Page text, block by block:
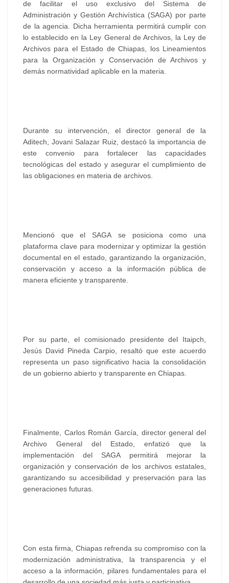
de facilitar el uso exclusivo del Sistema de
Administración y Gestión Archivística (SAGA) por parte
de la agencia. Dicha herramienta permitirá cumplir con
lo establecido en la Ley General de Archivos, la Ley de
Archivos para el Estado de Chiapas, los Lineamientos
para la Organización y Conservación de Archivos y
demás normatividad aplicable en la materia.
Durante su intervención, el director general de la
Aditech, Jovani Salazar Ruiz, destacó la importancia de
este convenio para fortalecer las capacidades
tecnológicas del estado y asegurar el cumplimiento de
las obligaciones en materia de archivos.
Mencionó que el SAGA se posiciona como una
plataforma clave para modernizar y optimizar la gestión
documental en el estado, garantizando la organización,
conservación y acceso a la información pública de
manera eficiente y transparente.
Por su parte, el comisionado presidente del Itaipch,
Jesús David Pineda Carpio, resaltó que este acuerdo
representa un paso significativo hacia la consolidación
de un gobierno abierto y transparente en Chiapas.
Finalmente, Carlos Román García, director general del
Archivo General del Estado, enfatizó que la
implementación del SAGA permitirá mejorar la
organización y conservación de los archivos estatales,
garantizando su accesibilidad y preservación para las
generaciones futuras.
Con esta firma, Chiapas refrenda su compromiso con la
modernización administrativa, la transparencia y el
acceso a la información, pilares fundamentales para el